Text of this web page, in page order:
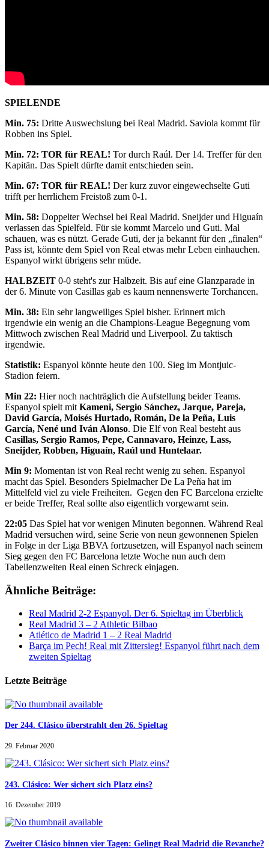
SPIELENDE
Min. 75: Dritte Auswechslung bei Real Madrid. Saviola kommt für
Robben ins Spiel.
Min. 72: TOR für REAL! Tor durch Raúl. Der 14. Treffer für den
Kapitän. Das Spielt dürfte damit entschieden sein.
Min. 67: TOR für REAL! Der kurz zuvor eingewechselte Guti
trifft per herrlichem Freistoß zum 0-1.
Min. 58: Doppelter Wechsel bei Real Madrid. Sneijder und Higuaín
verlassen das Spielfeld. Für sie kommt Marcelo und Guti. Mal
schauen, was es nützt. Gerade Guti, der ja bekannt für den „finalen“
Pass ist, könnte dem Spiel von Real etwas mehr Leben einhauchen.
Espanyol wirkt übrigens sehr müde.
HALBZEIT 0-0 steht's zur Halbzeit. Bis auf eine Glanzparade in
der 6. Minute von Casillas gab es kaum nennenswerte Torchancen.
Min. 38: Ein sehr langweiliges Spiel bisher. Erinnert mich
irgendwie ein wenig an die Champions-League Begegnung vom
Mittwoch zwischen Real Madrid und Liverpool. Zu taktisch
irgendwie.
Statistik: Espanyol könnte heute den 100. Sieg im Montjuic-
Stadion feiern.
Min 22: Hier noch nachträglich die Aufstellung beider Teams.
Espanyol spielt mit Kameni, Sergio Sánchez, Jarque, Pareja,
David García, Moisés Hurtado, Román, De la Peña, Luis
García, Nené und Iván Alonso. Die Elf von Real besteht aus
Casillas, Sergio Ramos, Pepe, Cannavaro, Heinze, Lass,
Sneijder, Robben, Higuaín, Raúl und Huntelaar.
Min 9: Momentan ist von Real recht wenig zu sehen. Espanyol
macht das Spiel. Besonders Spielmacher De La Peña hat im
Mittelfeld viel zu viele Freiheiten. Gegen den FC Barcelona erzielte
er beide Treffer, Real sollte also eigentlich vorgewarnt sein.
22:05 Das Spiel hat vor wenigen Minuten begonnen. Während Real
Madrid versuchen wird, seine Serie von neun gewonnenen Spielen
in Folge in der Liga BBVA fortzusetzen, will Espanyol nach seinem
Sieg gegen den FC Barcelona letzte Woche nun auch dem
Tabellenzweiten Real einen Schreck einjagen.
Ähnliche Beiträge:
Real Madrid 2-2 Espanyol. Der 6. Spieltag im Überblick
Real Madrid 3 – 2 Athletic Bilbao
Atlético de Madrid 1 – 2 Real Madrid
Barça im Pech! Real mit Zittersieg! Espanyol führt nach dem
zweiten Spieltag
Letzte Beiträge
Der 244. Clásico überstrahlt den 26. Spieltag
29. Februar 2020
243. Clásico: Wer sichert sich Platz eins?
16. Dezember 2019
Zweiter Clásico binnen vier Tagen: Gelingt Real Madrid die Revanche?